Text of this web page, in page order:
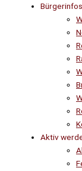
Bürgerinfos
Aktiv